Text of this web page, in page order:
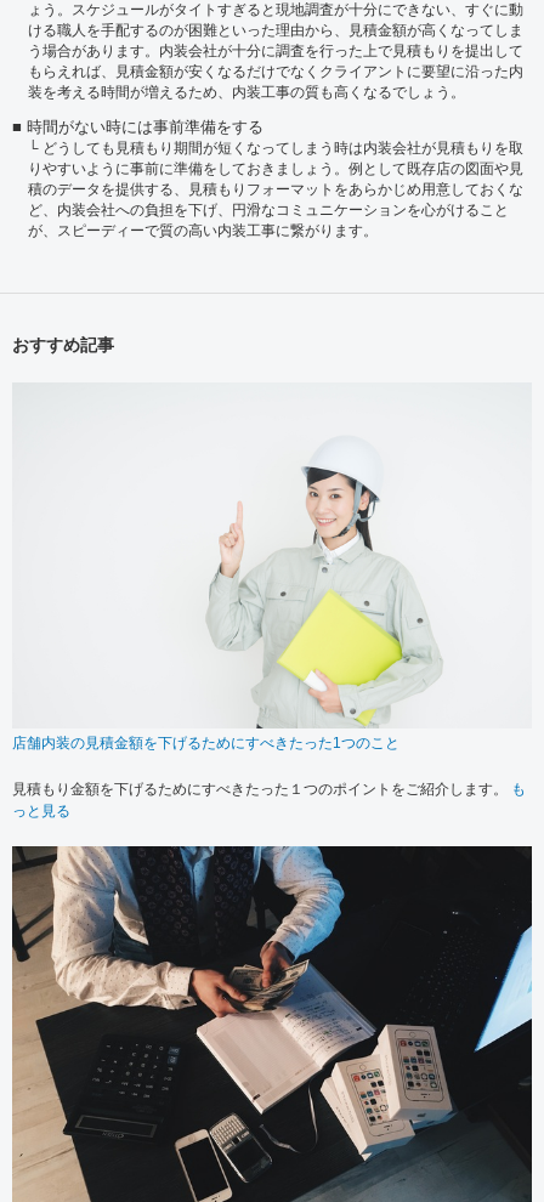
ょう。スケジュールがタイトすぎると現地調査が十分にできない、すぐに動
ける職人を手配するのが困難といった理由から、見積金額が高くなってしま
う場合があります。内装会社が十分に調査を行った上で見積もりを提出して
もらえれば、見積金額が安くなるだけでなくクライアントに要望に沿った内
装を考える時間が増えるため、内装工事の質も高くなるでしょう。
時間がない時には事前準備をする
どうしても見積もり期間が短くなってしまう時は内装会社が見積もりを取
りやすいように事前に準備をしておきましょう。例として既存店の図面や見
積のデータを提供する、見積もりフォーマットをあらかじめ用意しておくな
ど、内装会社への負担を下げ、円滑なコミュニケーションを心がけること
が、スピーディーで質の高い内装工事に繋がります。
おすすめ記事
店舗内装の見積金額を下げるためにすべきたった1つのこと
見積もり金額を下げるためにすべきたった１つのポイントをご紹介します。
も
っと見る